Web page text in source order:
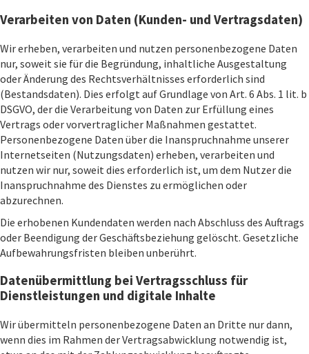
Verarbeiten von Daten (Kunden- und Vertragsdaten)
Wir erheben, verarbeiten und nutzen personenbezogene Daten
nur, soweit sie für die Begründung, inhaltliche Ausgestaltung
oder Änderung des Rechtsverhältnisses erforderlich sind
(Bestandsdaten). Dies erfolgt auf Grundlage von Art. 6 Abs. 1 lit. b
DSGVO, der die Verarbeitung von Daten zur Erfüllung eines
Vertrags oder vorvertraglicher Maßnahmen gestattet.
Personenbezogene Daten über die Inanspruchnahme unserer
Internetseiten (Nutzungsdaten) erheben, verarbeiten und
nutzen wir nur, soweit dies erforderlich ist, um dem Nutzer die
Inanspruchnahme des Dienstes zu ermöglichen oder
abzurechnen.
Die erhobenen Kundendaten werden nach Abschluss des Auftrags
oder Beendigung der Geschäftsbeziehung gelöscht. Gesetzliche
Aufbewahrungsfristen bleiben unberührt.
Datenübermittlung bei Vertragsschluss für
Dienstleistungen und digitale Inhalte
Wir übermitteln personenbezogene Daten an Dritte nur dann,
wenn dies im Rahmen der Vertragsabwicklung notwendig ist,